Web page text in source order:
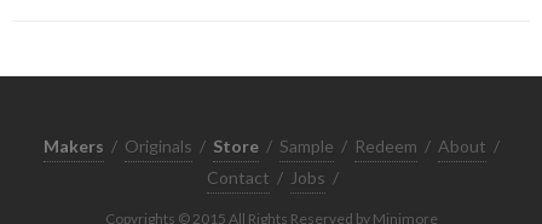
Makers / Originals / Store / Sample / Redeem / About /
Contact / Jobs /
Copyrights © 2015 All Rights Reserved by Minimore